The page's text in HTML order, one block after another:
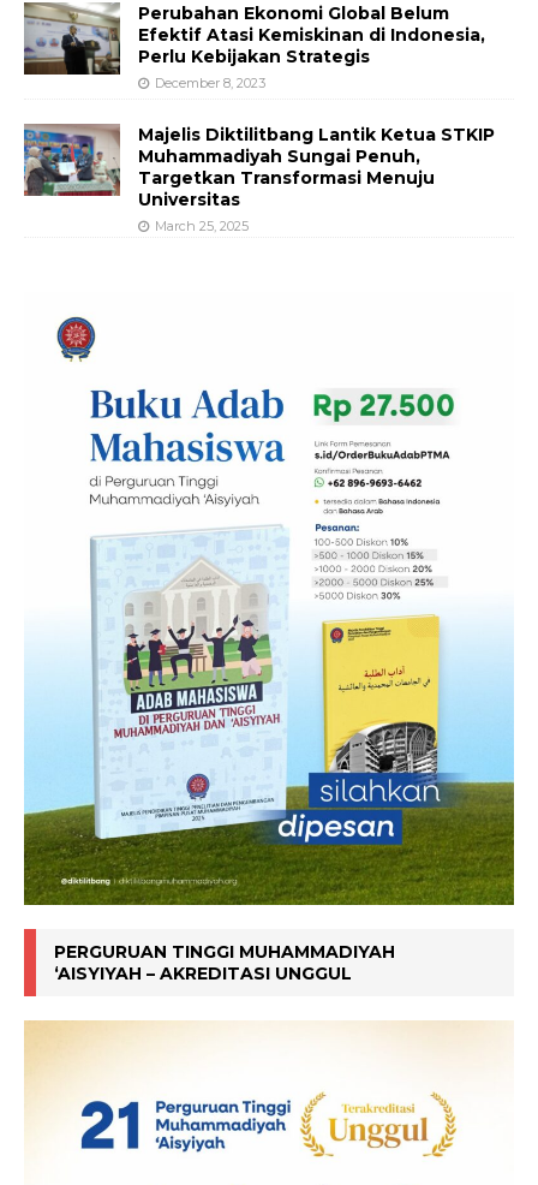
Perubahan Ekonomi Global Belum
Efektif Atasi Kemiskinan di Indonesia,
Perlu Kebijakan Strategis
December 8, 2023
Majelis Diktilitbang Lantik Ketua STKIP
Muhammadiyah Sungai Penuh,
Targetkan Transformasi Menuju
Universitas
March 25, 2025
PERGURUAN TINGGI MUHAMMADIYAH
‘AISYIYAH – AKREDITASI UNGGUL